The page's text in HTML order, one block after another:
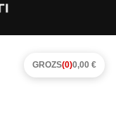
GROZS(0)0,00 €